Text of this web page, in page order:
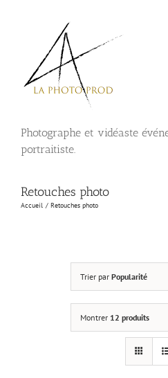
Photographe et vidéaste
portraitiste.
Retouches photo
Accueil Retouches photo
Trier par Popularité
Montrer 12 produits